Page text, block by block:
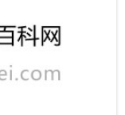
两倍，也就是
相同的免疫功